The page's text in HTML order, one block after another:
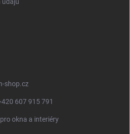
shop.cz
607 915 791
okna a interiéry